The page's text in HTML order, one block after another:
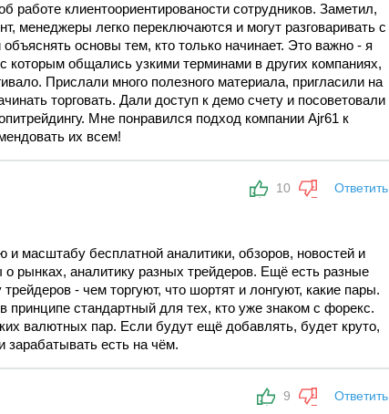
работе клиентоориентированости сотрудников. Заметил,
менеджеры легко переключаются и могут разговаривать с
основы тем, кто только начинает. Это важно - я
общались узкими терминами в других компаниях,
Прислали много полезного материала, пригласили на
торговать. Дали доступ к демо счету и посоветовали
Мне понравился подход компании Ajr61 к
их всем!
10 Ответить
и масштабу бесплатной аналитики, обзоров, новостей и
рынках, аналитику разных трейдеров. Ещё есть разные
- чем торгуют, что шортят и лонгуют, какие пары.
стандартный для тех, кто уже знаком с форекс.
валютных пар. Если будут ещё добавлять, будет круто,
зарабатывать есть на чём.
9 Ответить